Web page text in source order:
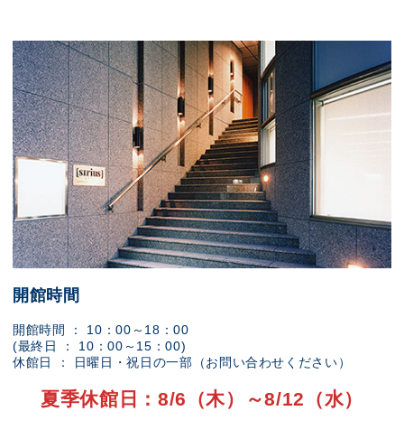
開館時間
開館時間 ： 10：00～18：00
(最終日 ： 10：00～15：00)
休館日 ： 日曜日・祝日の一部（お問い合わせください）
夏季休館日：8/6（木）～8/12（水）